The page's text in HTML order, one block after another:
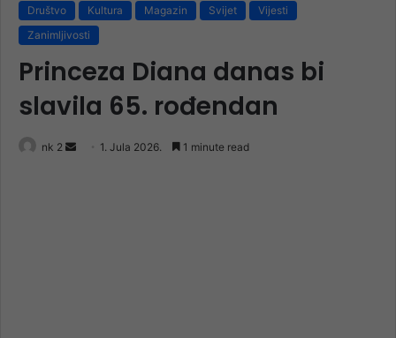
Društvo Kultura Magazin Svijet
Vijesti
Zanimljivosti
Princeza Diana danas bi
slavila 65. rođendan
nk 2
Send 1. Jula 2026. 1 minute read